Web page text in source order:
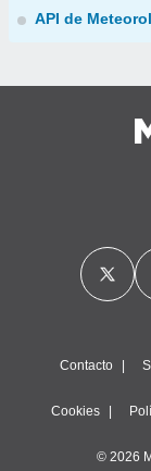
API de
Contacto
Cookies
© 2026